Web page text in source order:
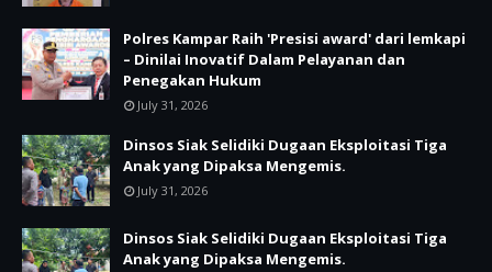
Polres Kampar Raih 'Presisi award' dari lemkapi
– Dinilai Inovatif Dalam Pelayanan dan
Penegakan Hukum
July 31, 2026
Dinsos Siak Selidiki Dugaan Eksploitasi Tiga
Anak yang Dipaksa Mengemis.
July 31, 2026
Dinsos Siak Selidiki Dugaan Eksploitasi Tiga
Anak yang Dipaksa Mengemis.